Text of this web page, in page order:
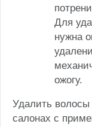
Для
нужна
ожогу.
Удалить волосы
салонах с